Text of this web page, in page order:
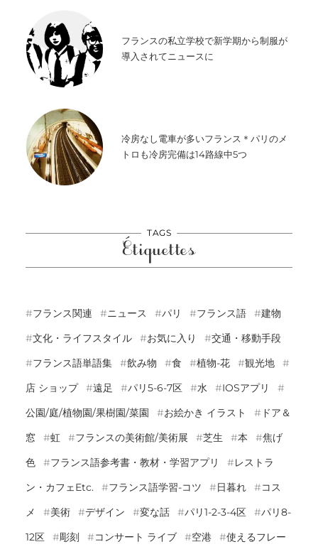
フランスの私立学校で新学期から制服が
導入されてニュースに
冷房なし電車が多いフランス＊パリのメ
トロも冷房完備は14路線中5つ
TAGS
Étiquettes
フランス関連 ニュース パリ フランス語
建物
文化・ライフスタイル
お気に入り
交通・移動手段
フランス語単語集
飲み物 食 植物-花
観光地
店 ショップ
遠足 パリ5-6-7区 水
IOSアプリ
公園/庭/植物園/果樹園/菜園
お絵かき イラスト
ドア＆
窓
虹 フランスの美術館/美術展 芝生 本
焦げ
色
フランス語参考書・教材・学習アプリ
レストラ
ン・カフェetc.
フランス語学習-コツ 日暮れ
コス
メ
美術 デザイン 変な話 パリ1-2-3-4区
パリ8-
12区
彫刻 コンサート ライブ 空港
使えるフレー